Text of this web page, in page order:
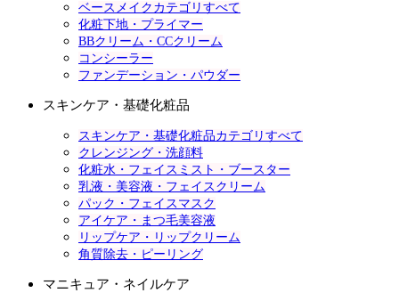
ベースメイクカテゴリすべて
化粧下地・プライマー
BBクリーム・CCクリーム
コンシーラー
ファンデーション・パウダー
スキンケア・基礎化粧品
スキンケア・基礎化粧品カテゴリすべて
クレンジング・洗顔料
化粧水・フェイスミスト・ブースター
乳液・美容液・フェイスクリーム
パック・フェイスマスク
アイケア・まつ毛美容液
リップケア・リップクリーム
角質除去・ピーリング
マニキュア・ネイルケア